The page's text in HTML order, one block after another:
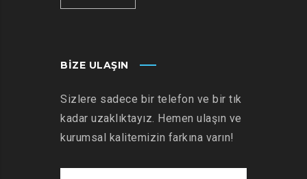
BIZE ULAŞIN
Sizlere sadece bir telefon ve bir tık
kadar uzaklıktayız. Hemen ulaşın ve
kurumsal kalitemizin farkına varın!